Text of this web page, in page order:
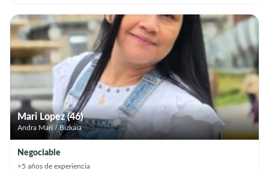
Mari Lopez (46)
Andra Mari / Bizkaia
Negociable
>5 años de experiencia